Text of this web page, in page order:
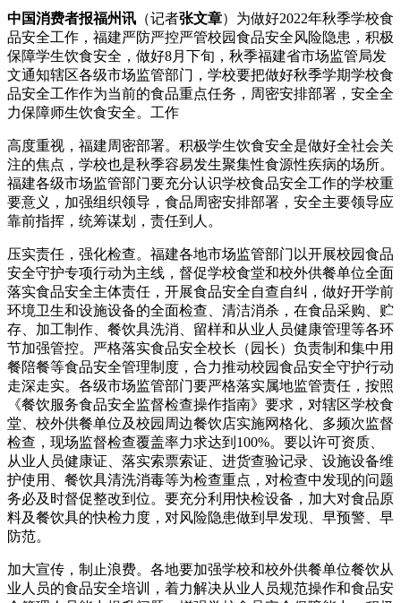
中国消费者报福州讯 （记者张文章）为做好2022年秋季学校食
品安全工作，福建严防严控严管校园食品安全风险隐患，积极
保障学生饮食安全，做好8月下旬，秋季福建省市场监管局发
文通知辖区各级市场监管部门，学校要把做好秋季学期学校食
品安全工作作为当前的食品重点任务，周密安排部署，安全全
力保障师生饮食安全。工作
高度重视，福建周密部署。积极学生饮食安全是做好全社会关
注的焦点，学校也是秋季容易发生聚集性食源性疾病的场所。
福建各级市场监管部门要充分认识学校食品安全工作的学校重
要意义，加强组织领导，食品周密安排部署，安全主要领导应
靠前指挥，统筹谋划，责任到人。
压实责任，强化检查。福建各地市场监管部门以开展校园食品
安全守护专项行动为主线，督促学校食堂和校外供餐单位全面
落实食品安全主体责任，开展食品安全自查自纠，做好开学前
环境卫生和设施设备的全面检查、清洁消杀，在食品采购、贮
存、加工制作、餐饮具洗消、留样和从业人员健康管理等各环
节加强管控。严格落实食品安全校长（园长）负责制和集中用
餐陪餐等食品安全管理制度，合力推动校园食品安全守护行动
走深走实。各级市场监管部门要严格落实属地监管责任，按照
《餐饮服务食品安全监督检查操作指南》要求，对辖区学校食
堂、校外供餐单位及校园周边餐饮店实施网格化、多频次监督
检查，现场监督检查覆盖率力求达到100%。要以许可资质、
从业人员健康证、落实索票索证、进货查验记录、设施设备维
护使用、餐饮具清洗消毒等为检查重点，对检查中发现的问题
务必及时督促整改到位。要充分利用快检设备，加大对食品原
料及餐饮具的快检力度，对风险隐患做到早发现、早预警、早
防范。
加大宣传，制止浪费。各地要加强学校和校外供餐单位餐饮从
业人员的食品安全培训，着力解决从业人员规范操作和食品安